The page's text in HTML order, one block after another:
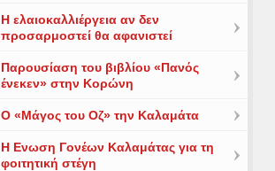
Η ελαιοκαλλιέργεια αν δεν
προσαρμοστεί θα αφανιστεί
Παρουσίαση του βιβλίου «Πανός
ένεκεν» στην Κορώνη
Ο «Μάγος του Οζ» την Καλαμάτα
Η Ενωση Γονέων Καλαμάτας για τη
φοιτητική στέγη